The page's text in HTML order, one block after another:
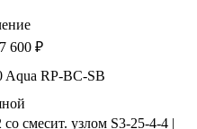
600 ₽
Aqua RP-BC-SB
со смесит. узлом S3-25-4-4 |